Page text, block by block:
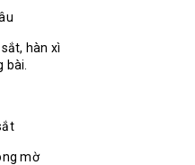
hàn xì
bài.
mờ